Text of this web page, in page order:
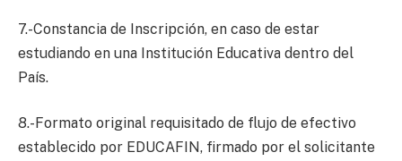
7.-Constancia de Inscripción, en caso de estar
estudiando en una Institución Educativa dentro del
País.
8.-Formato original requisitado de flujo de efectivo
establecido por EDUCAFIN, firmado por el solicitante